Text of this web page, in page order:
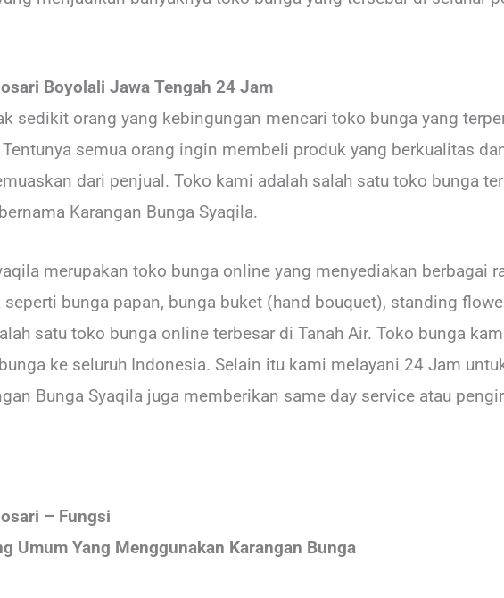
Boyolali Jawa Tengah 24 Jam
sedikit orang yang kebingungan mencari toko bunga yang
semua orang ingin membeli produk yang berkualitas
dari penjual. Toko kami adalah salah satu toko bunga
Karangan Bunga Syaqila.
merupakan toko bunga online yang menyediakan berbagai
seperti bunga papan, bunga buket (hand bouquet), standing
satu toko bunga online terbesar di Tanah Air. Toko bunga
ke seluruh Indonesia. Selain itu kami melayani 24 Jam
Bunga Syaqila juga memberikan same day service atau
– Fungsi
Umum Yang Menggunakan Karangan Bunga